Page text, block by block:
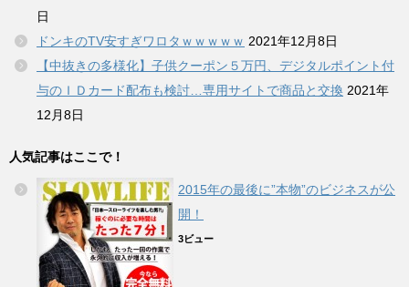
日
ドンキのTV安すぎワロタｗｗｗｗｗ 2021年12月8日
【中抜きの多様化】子供クーポン５万円、デジタルポイント付
与のＩＤカード配布も検討…専用サイトで商品と交換 2021年
12月8日
人気記事はここで！
2015年の最後に”本物”のビジネスが公
開！
3ビュー